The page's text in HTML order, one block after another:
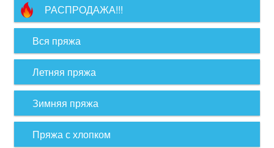
РАСПРОДАЖА!!!
Вся пряжа
Летняя пряжа
Зимняя пряжа
Пряжа с хлопком